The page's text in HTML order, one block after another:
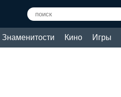
Знаменитости Кино Игры